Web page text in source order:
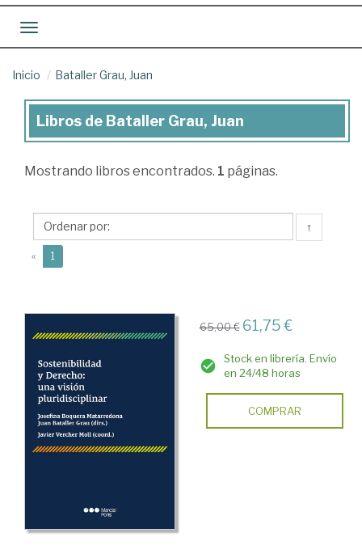
Toggle navigation
Inicio Bataller Grau, Juan
Libros
Bataller
Juan
Libros de Bataller Grau, Juan
Mostrando libros encontrados. 1 páginas.
↑
« 1
65,00 € 61,75 €
Stock en librería. Envío
en 24/48 horas
COMPRAR